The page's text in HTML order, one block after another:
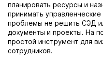
планировать ресурсы и
принимать
проблемы не решить СЭД
документы и проекты. На
простой инструмент для
сотрудников.